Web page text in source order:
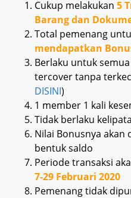
Cukup melakukan 5
Barang dan
Total pemenang
mendapatkan
Berlaku untuk
tercover tanpa
DISINI)
1 member 1 kali
Tidak berlaku
Nilai Bonusnya akan
bentuk saldo
Periode transaksi
7-29 Februari 2020
Pemenang tidak